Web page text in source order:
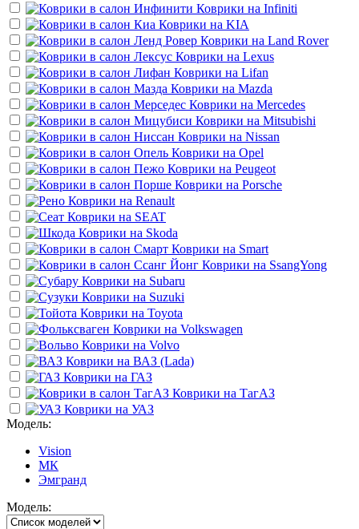
Коврики на Infiniti
Коврики на KIA
Коврики на Land Rover
Коврики на Lexus
Коврики на Lifan
Коврики на Mazda
Коврики на Mercedes
Коврики на Mitsubishi
Коврики на Nissan
Коврики на Opel
Коврики на Peugeot
Коврики на Porsche
Коврики на Renault
Коврики на SEAT
Коврики на Skoda
Коврики на Smart
Коврики на SsangYong
Коврики на Subaru
Коврики на Suzuki
Коврики на Toyota
Коврики на Volkswagen
Коврики на Volvo
Коврики на ВАЗ (Lada)
Коврики на ГАЗ
Коврики на ТагАЗ
Коврики на УАЗ
Модель:
Vision
МК
Эмгранд
Модель: